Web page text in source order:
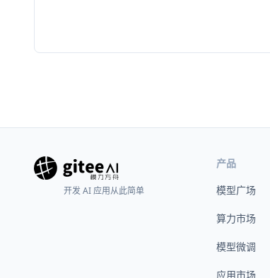
开发 AI 应用从此简单
产品
模型广场
算力市场
模型微调
应用市场